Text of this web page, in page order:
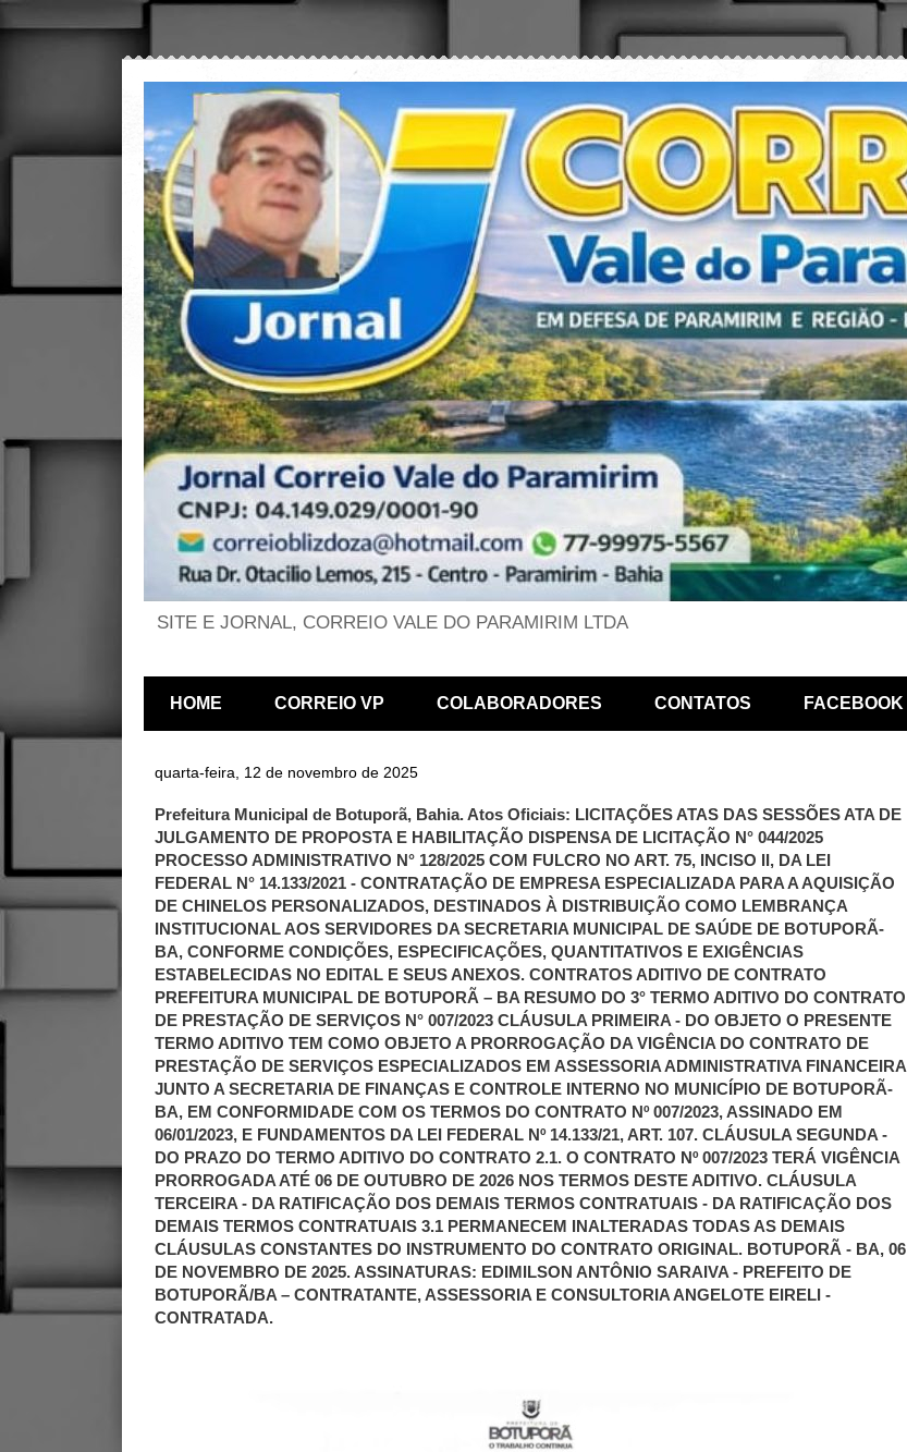
SITE E JORNAL, CORREIO VALE DO PARAMIRIM LTDA
HOME CORREIO VP COLABORADORES CONTATOS FACEBOOK
quarta-feira, 12 de novembro de 2025
Prefeitura Municipal de Botuporã, Bahia. Atos Oficiais: LICITAÇÕES ATAS DAS SESSÕES ATA DE
JULGAMENTO DE PROPOSTA E HABILITAÇÃO DISPENSA DE LICITAÇÃO N° 044/2025
PROCESSO ADMINISTRATIVO N° 128/2025 COM FULCRO NO ART. 75, INCISO II, DA LEI
FEDERAL N° 14.133/2021 - CONTRATAÇÃO DE EMPRESA ESPECIALIZADA PARA A AQUISIÇÃO
DE CHINELOS PERSONALIZADOS, DESTINADOS À DISTRIBUIÇÃO COMO LEMBRANÇA
INSTITUCIONAL AOS SERVIDORES DA SECRETARIA MUNICIPAL DE SAÚDE DE BOTUPORÃ-
BA, CONFORME CONDIÇÕES, ESPECIFICAÇÕES, QUANTITATIVOS E EXIGÊNCIAS
ESTABELECIDAS NO EDITAL E SEUS ANEXOS. CONTRATOS ADITIVO DE CONTRATO
PREFEITURA MUNICIPAL DE BOTUPORÃ – BA RESUMO DO 3° TERMO ADITIVO DO CONTRATO
DE PRESTAÇÃO DE SERVIÇOS N° 007/2023 CLÁUSULA PRIMEIRA - DO OBJETO O PRESENTE
TERMO ADITIVO TEM COMO OBJETO A PRORROGAÇÃO DA VIGÊNCIA DO CONTRATO DE
PRESTAÇÃO DE SERVIÇOS ESPECIALIZADOS EM ASSESSORIA ADMINISTRATIVA FINANCEIRA
JUNTO A SECRETARIA DE FINANÇAS E CONTROLE INTERNO NO MUNICÍPIO DE BOTUPORÃ-
BA, EM CONFORMIDADE COM OS TERMOS DO CONTRATO Nº 007/2023, ASSINADO EM
06/01/2023, E FUNDAMENTOS DA LEI FEDERAL Nº 14.133/21, ART. 107. CLÁUSULA SEGUNDA -
DO PRAZO DO TERMO ADITIVO DO CONTRATO 2.1. O CONTRATO Nº 007/2023 TERÁ VIGÊNCIA
PRORROGADA ATÉ 06 DE OUTUBRO DE 2026 NOS TERMOS DESTE ADITIVO. CLÁUSULA
TERCEIRA - DA RATIFICAÇÃO DOS DEMAIS TERMOS CONTRATUAIS - DA RATIFICAÇÃO DOS
DEMAIS TERMOS CONTRATUAIS 3.1 PERMANECEM INALTERADAS TODAS AS DEMAIS
CLÁUSULAS CONSTANTES DO INSTRUMENTO DO CONTRATO ORIGINAL. BOTUPORÃ - BA, 06
DE NOVEMBRO DE 2025. ASSINATURAS: EDIMILSON ANTÔNIO SARAIVA - PREFEITO DE
BOTUPORÃ/BA – CONTRATANTE, ASSESSORIA E CONSULTORIA ANGELOTE EIRELI -
CONTRATADA.